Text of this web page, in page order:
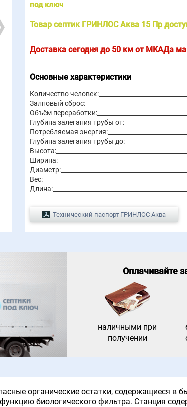
под ключ
Товар септик ГРИНЛОС Аква 15 Пр
Доставка сегодня до 50 км от МКАДа
Основные характеристики
Количество человек:
Залповый сброс:
Объём переработки:
Глубина залегания трубы от:
Потребляемая энергия:
Глубина залегания трубы до:
Высота:
Ширина:
Диаметр:
Вес:
Длина:
Технический паспорт ГРИНЛОС Аква
Оплачивайте
наличными при
получении
органические остатки, содержащиеся в
биологического фильтра. Станция